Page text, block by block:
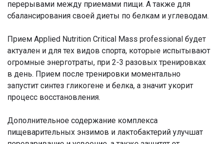
перерывами между приемами пищи. А также для
сбалансирования своей диеты по белкам и углеводам.
Прием Applied Nutrition Critical Mass professional будет
актуален и для тех видов спорта, которые испытывают
огромные энерготраты, при 2-3 разовых тренировках
в день. Прием после тренировки моментально
запустит синтез гликогене и белка, а значит укорит
процесс восстановления.
Дополнительное содержание комплекса
пищеварительных энзимов и лактобактерий улучшат